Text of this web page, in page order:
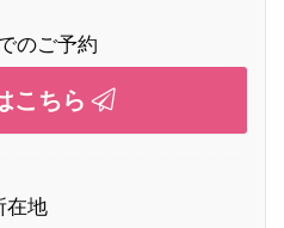
のご予約
こちら
在地